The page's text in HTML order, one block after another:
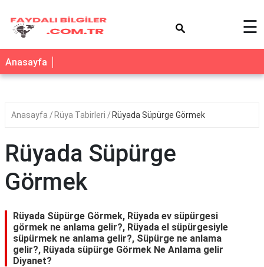
☰
Anasayfa
Anasayfa Rüya Tabirleri Rüyada Süpürge Görmek
Rüyada Süpürge
Görmek
Rüyada Süpürge Görmek, Rüyada ev süpürgesi
görmek ne anlama gelir?, Rüyada el süpürgesiyle
süpürmek ne anlama gelir?, Süpürge ne anlama
gelir?, Rüyada süpürge Görmek Ne Anlama gelir
Diyanet?